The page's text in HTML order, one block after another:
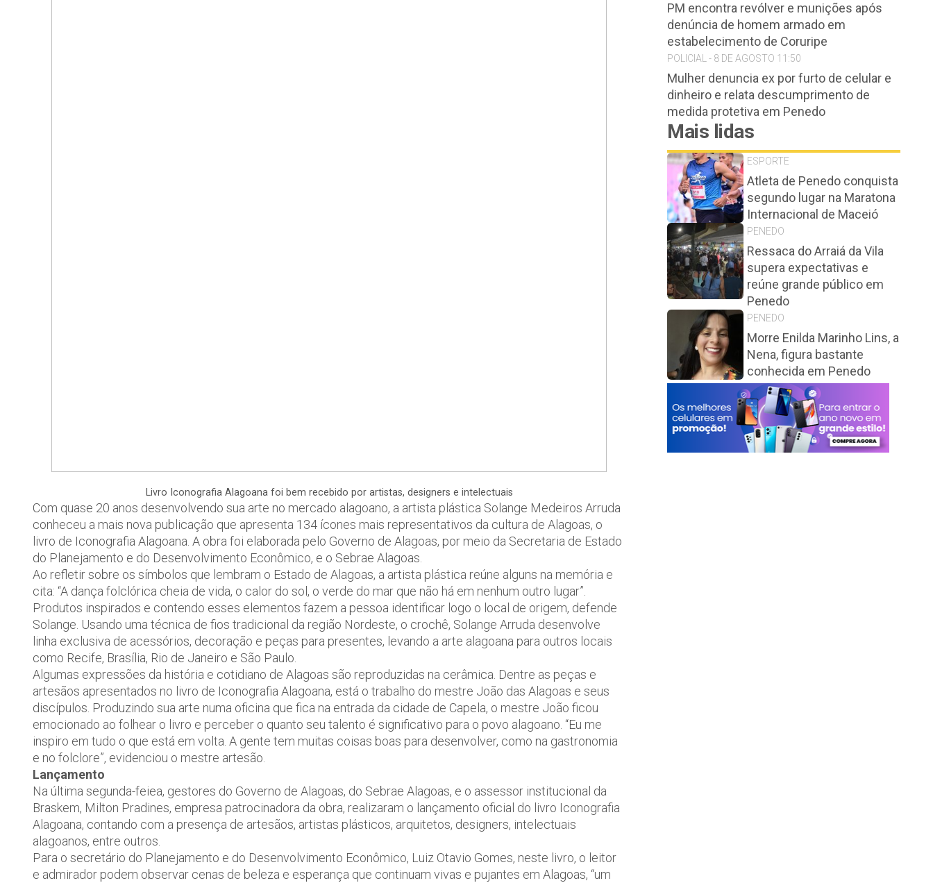
Livro Iconografia Alagoana foi bem recebido por artistas, designers e intelectuais
Com quase 20 anos desenvolvendo sua arte no mercado alagoano, a artista plástica Solange Medeiros Arruda
conheceu a mais nova publicação que apresenta 134 ícones mais representativos da cultura de Alagoas, o
livro de Iconografia Alagoana. A obra foi elaborada pelo Governo de Alagoas, por meio da Secretaria de Estado
do Planejamento e do Desenvolvimento Econômico, e o Sebrae Alagoas.
Ao refletir sobre os símbolos que lembram o Estado de Alagoas, a artista plástica reúne alguns na memória e
cita: “A dança folclórica cheia de vida, o calor do sol, o verde do mar que não há em nenhum outro lugar”.
Produtos inspirados e contendo esses elementos fazem a pessoa identificar logo o local de origem, defende
Solange. Usando uma técnica de fios tradicional da região Nordeste, o crochê, Solange Arruda desenvolve
linha exclusiva de acessórios, decoração e peças para presentes, levando a arte alagoana para outros locais
como Recife, Brasília, Rio de Janeiro e São Paulo.
Algumas expressões da história e cotidiano de Alagoas são reproduzidas na cerâmica. Dentre as peças e
artesãos apresentados no livro de Iconografia Alagoana, está o trabalho do mestre João das Alagoas e seus
discípulos. Produzindo sua arte numa oficina que fica na entrada da cidade de Capela, o mestre João ficou
emocionado ao folhear o livro e perceber o quanto seu talento é significativo para o povo alagoano. “Eu me
inspiro em tudo o que está em volta. A gente tem muitas coisas boas para desenvolver, como na gastronomia
e no folclore”, evidenciou o mestre artesão.
Lançamento
Na última segunda-feiea, gestores do Governo de Alagoas, do Sebrae Alagoas, e o assessor institucional da
Braskem, Milton Pradines, empresa patrocinadora da obra, realizaram o lançamento oficial do livro Iconografia
Alagoana, contando com a presença de artesãos, artistas plásticos, arquitetos, designers, intelectuais
alagoanos, entre outros.
Para o secretário do Planejamento e do Desenvolvimento Econômico, Luiz Otavio Gomes, neste livro, o leitor
e admirador podem observar cenas de beleza e esperança que continuam vivas e pujantes em Alagoas, “um
PM encontra revólver e munições após
denúncia de homem armado em
estabelecimento de Coruripe
POLICIAL - 8 DE AGOSTO 11:50
Mulher denuncia ex por furto de celular e
dinheiro e relata descumprimento de
medida protetiva em Penedo
Mais lidas
ESPORTE
Atleta de Penedo conquista
segundo lugar na Maratona
Internacional de Maceió
PENEDO
Ressaca do Arraiá da Vila
supera expectativas e
reúne grande público em
Penedo
PENEDO
Morre Enilda Marinho Lins, a
Nena, figura bastante
conhecida em Penedo